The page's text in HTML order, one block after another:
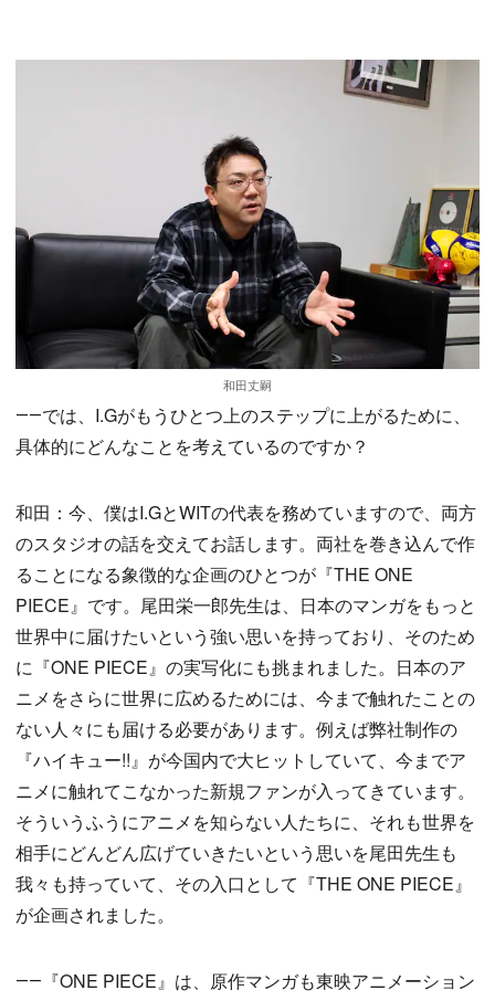
和田丈嗣
――では、I.Gがもうひとつ上のステップに上がるために、
具体的にどんなことを考えているのですか？
和田：今、僕はI.GとWITの代表を務めていますので、両方
のスタジオの話を交えてお話します。両社を巻き込んで作
ることになる象徴的な企画のひとつが『THE ONE
PIECE』です。尾田栄一郎先生は、日本のマンガをもっと
世界中に届けたいという強い思いを持っており、そのため
に『ONE PIECE』の実写化にも挑まれました。日本のア
ニメをさらに世界に広めるためには、今まで触れたことの
ない人々にも届ける必要があります。例えば弊社制作の
『ハイキュー!!』が今国内で大ヒットしていて、今までア
ニメに触れてこなかった新規ファンが入ってきています。
そういうふうにアニメを知らない人たちに、それも世界を
相手にどんどん広げていきたいという思いを尾田先生も
我々も持っていて、その入口として『THE ONE PIECE』
が企画されました。
――『ONE PIECE』は、原作マンガも東映アニメーション